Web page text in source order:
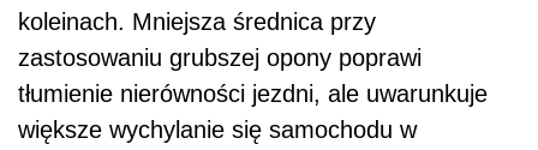
koleinach. Mniejsza średnica przy
zastosowaniu grubszej opony poprawi
tłumienie nierówności jezdni, ale uwarunkuje
większe wychylanie się samochodu w